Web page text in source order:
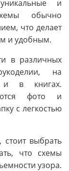
и
обычно
что делает
и удобным.
в различных
на
и в книгах.
фото и
с легкостью
выбрать
что схемы
узора.